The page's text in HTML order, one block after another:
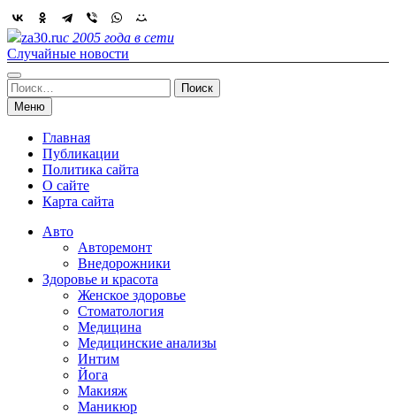
Skip
to
content
za30.ruс 2005 года в сети
Случайные новости
Найти:
Меню
Главная
Публикации
Политика сайта
О сайте
Карта сайта
Авто
Авторемонт
Внедорожники
Здоровье и красота
Женское здоровье
Стоматология
Медицина
Медицинские анализы
Интим
Йога
Макияж
Маникюр